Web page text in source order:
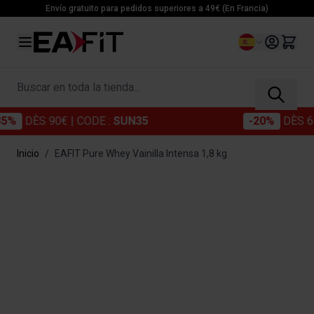
Ir al contenidoEnvío gratuito para pedidos superiores a 49€ (En Francia)
Lenguaje
Buscar en toda la tienda...
90€| CODE :SUN35 DÈS 60€|
Inicio / EAFIT Pure Whey Vainilla Intensa 1,8 kg